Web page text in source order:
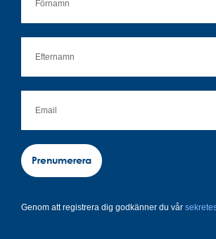
Prenumerera
Genom att registrera dig godkänner du vår